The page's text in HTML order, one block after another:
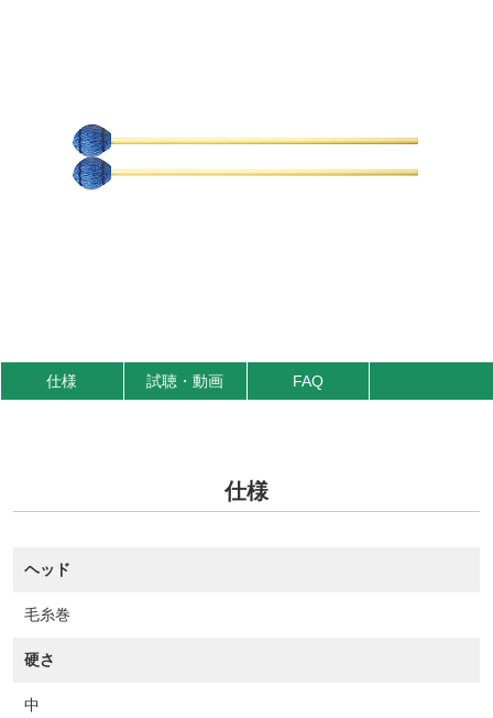
仕様 試聴・動画 FAQ
仕様
ヘッド
毛糸巻
硬さ
中